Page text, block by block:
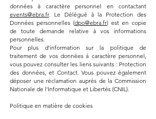
données à caractère personnel en contactant
events@ebra.fr. Le Délégué à la Protection des
Données personnelles (dpo@ebra.fr) est en copie
de toute demande relative à vos informations
personnelles.
Pour plus d’information sur la politique de
traitement de vos données à caractère personnel,
vous pouvez consulter les liens suivants : Protection
des données, et Contact. Vous pouvez également
déposer une réclamation auprès de la Commission
Nationale de l’Informatique et Libertés (CNIL).
Politique en matière de cookies